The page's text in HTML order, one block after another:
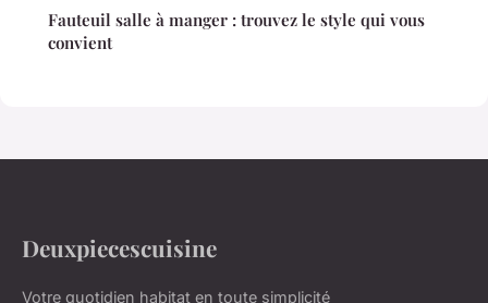
Fauteuil salle à manger : trouvez le style qui vous
convient
Deuxpiecescuisine
Votre quotidien habitat en toute simplicité